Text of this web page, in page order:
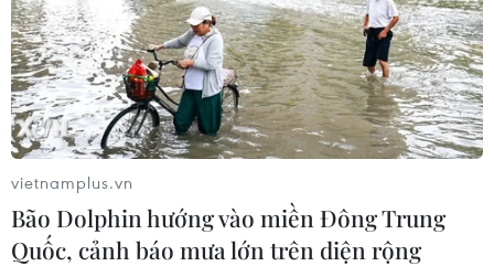
vietnamplus.vn
Bão Dolphin hướng vào miền Đông Trung
Quốc, cảnh báo mưa lớn trên diện rộng